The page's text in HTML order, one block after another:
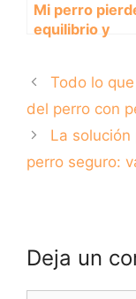
Mi perro
equilibrio y
actuar
Todo lo
del perro con
La
perro seguro:
Deja un